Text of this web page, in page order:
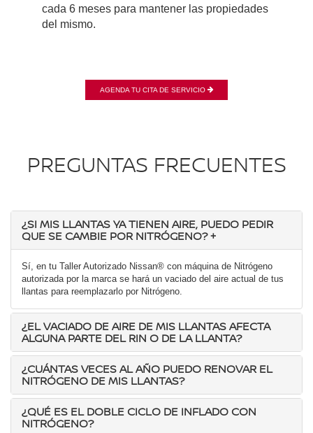
cada 6 meses para mantener las propiedades
del mismo.
AGENDA TU CITA DE SERVICIO
PREGUNTAS FRECUENTES
¿SI MIS LLANTAS YA TIENEN AIRE, PUEDO PEDIR
QUE SE CAMBIE POR NITRÓGENO?+
Sí, en tu Taller Autorizado Nissan® con máquina de Nitrógeno
autorizada por la marca se hará un vaciado del aire actual de tus
llantas para reemplazarlo por Nitrógeno.
¿EL VACIADO DE AIRE DE MIS LLANTAS AFECTA
ALGUNA PARTE DEL RIN O DE LA LLANTA?
¿CUÁNTAS VECES AL AÑO PUEDO RENOVAR EL
NITRÓGENO DE MIS LLANTAS?
¿QUÉ ES EL DOBLE CICLO DE INFLADO CON
NITRÓGENO?